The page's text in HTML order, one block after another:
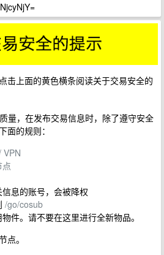
击上面的黄色横条阅读关于交易安全的
量，在发布交易信息时，除了遵守安全
面的规则：
VPN
息的账号，会被降权
/go/cosub
件。请不要在这里进行全新物品。
点。